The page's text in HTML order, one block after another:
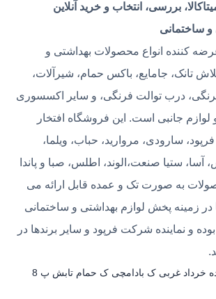
بررسی، انتخاب و خرید آنلاین
ساختمانی
کننده انواع محصولات بهداشتی و
تانک، جامایع، باکس حمام، شیرآلات،
فرنگی، درب توالت فرنگی، و سایر اکسسوری
جانبی است. این فروشگاه افتخار
سارودی، مروارید، حباب، ویلما،
آسا، ستیا صنعت،الوند، اطلس، صبا و پاندا
به صورت تک و عمده قابل ارائه می
در زمینه پخش لوازم بهداشتی و ساختمانی
و نماینده شرکت فرپود و سایر برندها در
تهران خیابان پانزده خرداد غربی ک بادامچی ک حمام تابش پ 8